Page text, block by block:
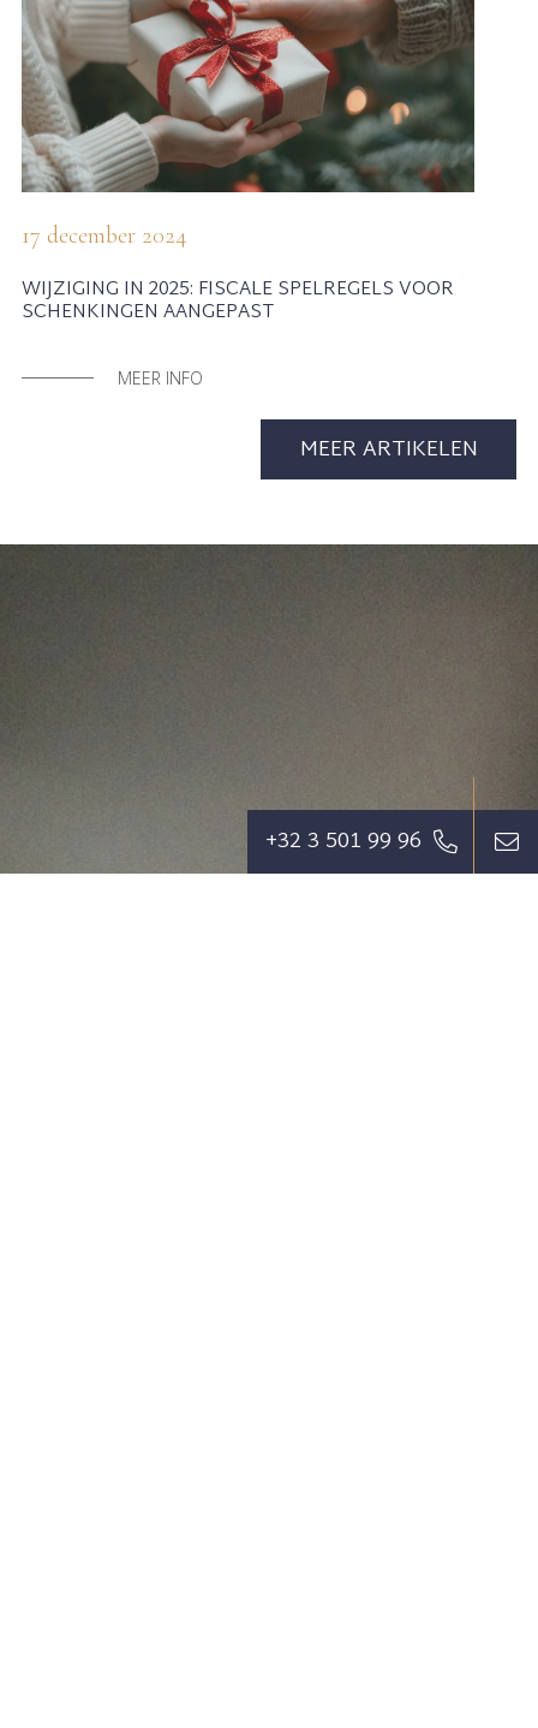
+32 3 501 99 96
17 december 2024
WIJZIGING IN 2025: FISCALE SPELREGELS VOOR
SCHENKINGEN AANGEPAST
MEER INFO
MEER ARTIKELEN